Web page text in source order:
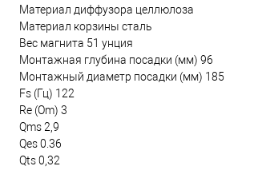
Материал диффузора целлюлоза
Материал корзины сталь
Вес магнита 51 унция
Монтажная глубина посадки (мм) 96
Монтажный диаметр посадки (мм) 185
Fs (Гц) 122
Re (Om) 3
Qms 2,9
Qes 0.36
Qts 0,32